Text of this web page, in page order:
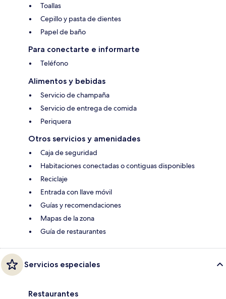
Toallas
Cepillo y pasta de dientes
Papel de baño
Para conectarte e informarte
Teléfono
Alimentos y bebidas
Servicio de champaña
Servicio de entrega de comida
Periquera
Otros servicios y amenidades
Caja de seguridad
Habitaciones conectadas o contiguas disponibles
Reciclaje
Entrada con llave móvil
Guías y recomendaciones
Mapas de la zona
Guía de restaurantes
Servicios especiales
Restaurantes